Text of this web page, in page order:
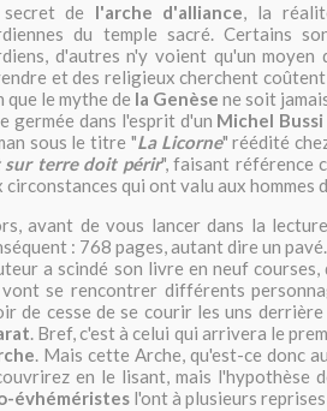
de l'arche d'alliance, la
du temple sacré. Certains
d'autres n'y voient qu'un
et des religieux cherchent
que le mythe de la Genèse ne soit
germée dans l'esprit d'un Michel Bussi
sous le titre "La Licorne" réédité
sur terre doit périr", faisant référence
circonstances qui ont valu aux hommes
avant de vous lancer dans la
: 768 pages, autant dire un pavé.
a scindé son livre en neuf
se rencontrer différents
de cesse de se courir les uns
. Bref, c'est à celui qui arrivera le
. Mais cette Arche, qu'est-ce donc
en le lisant, mais l'hypothèse
évhéméristes l'ont à plusieurs